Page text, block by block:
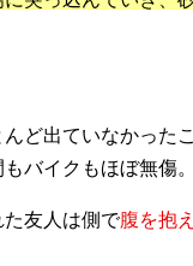
ど出ていなかった
バイクもほぼ無傷。
友人は側で腹を抱